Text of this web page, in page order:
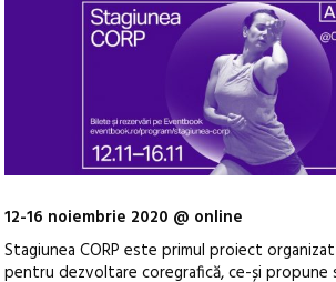
12-16 noiembrie 2020 @ online
Stagiunea CORP este primul proiect
pentru dezvoltare coregrafică, ce-și propune